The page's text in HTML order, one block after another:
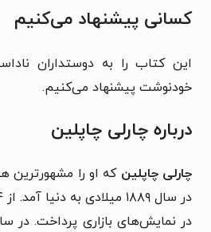
کسانی پیشنهاد می‌کنیم
این کتاب را به دوستداران
خودنوشت پیشنهاد می‌کنیم.
درباره چارلی چاپلین
چارلی چاپلین که او را مشهورترین